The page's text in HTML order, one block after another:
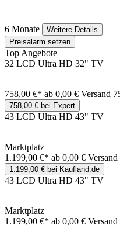
6 Monate
Weitere Details
Preisalarm setzen
Top Angebote
32 LCD Ultra HD 32" TV
758,00 €* ab 0,00 € Versand
758,00 € bei Expert
43 LCD Ultra HD 43" TV
Marktplatz
1.199,00 €* ab 0,00 € Versand
1.199,00 € bei Kaufland.de
43 LCD Ultra HD 43" TV
Marktplatz
1.199,00 €* ab 0,00 € Versand